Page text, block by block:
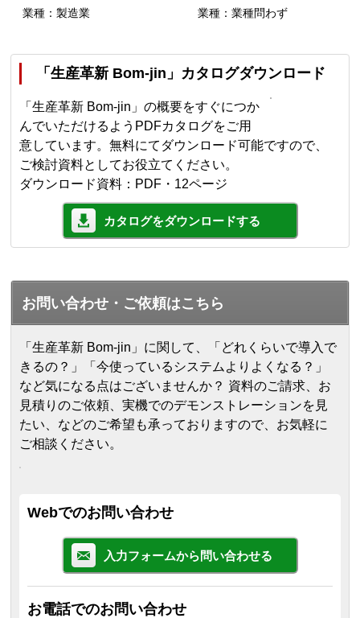
業種：製造業
業種：業種問わず
「生産革新 Bom-jin」カタログダウンロード
「生産革新 Bom-jin」の概要をすぐにつか
んでいただけるようPDFカタログをご用
意しています。無料にてダウンロード可能ですので、
ご検討資料としてお役立てください。
ダウンロード資料：PDF・12ページ
カタログをダウンロードする
お問い合わせ・ご依頼はこちら
「生産革新 Bom-jin」に関して、「どれくらいで導入で
きるの？」「今使っているシステムよりよくなる？」
など気になる点はございませんか？ 資料のご請求、お
見積りのご依頼、実機でのデモンストレーションを見
たい、などのご希望も承っておりますので、お気軽に
ご相談ください。
Webでのお問い合わせ
入力フォームから問い合わせる
お電話でのお問い合わせ